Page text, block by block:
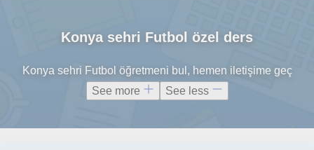
Konya sehri Futbol özel ders
Konya sehri Futbol öğretmeni bul, hemen iletişime geç
See more
See less